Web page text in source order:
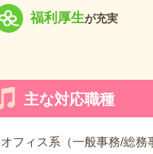
福利厚生が充実
主な対応職種
オフィス系（一般事務/総